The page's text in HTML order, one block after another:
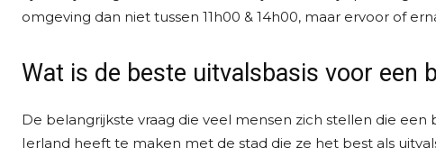
omgeving dan niet tussen 11h00 & 14h00, maar ervoor of
Wat is de beste uitvalsbasis voor een
De belangrijkste vraag die veel mensen zich stellen die
Ierland heeft te maken met de stad die ze het best als